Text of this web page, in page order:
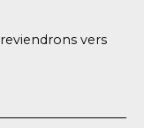
vers